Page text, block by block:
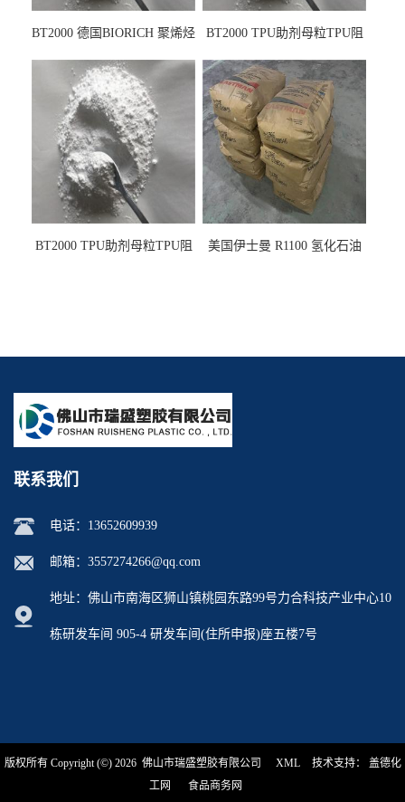
BT2000 德国BIORICH 聚烯烃
墨阻燃剂 TPU抗黄变剂 抗黄
变耐黄剂
BT2000 TPU助剂母粒TPU阻
剂雾面滑剂防粘剂 TPU抗黄
变剂 抗黄变耐黄剂
BT2000 TPU助剂母粒TPU阻
美国伊士曼 R1100 氢化石油
联系我们
电话： 13652609939
邮箱： 3557274266@qq.com
地址：佛山市南海区狮山镇桃园东路99号力合科技产业中心10
栋研发车间 905-4 研发车间(住所申报)座五楼7号
版权所有 Copyright (©) 2026 佛山市瑞盛塑胶有限公司 XML 技术支持： 盖德化
工网
食品商务网